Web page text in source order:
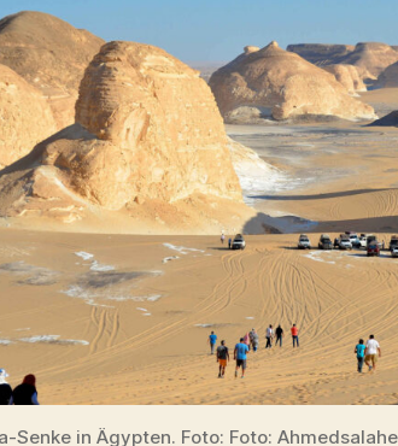
Senke in Ägypten. Foto: Foto: